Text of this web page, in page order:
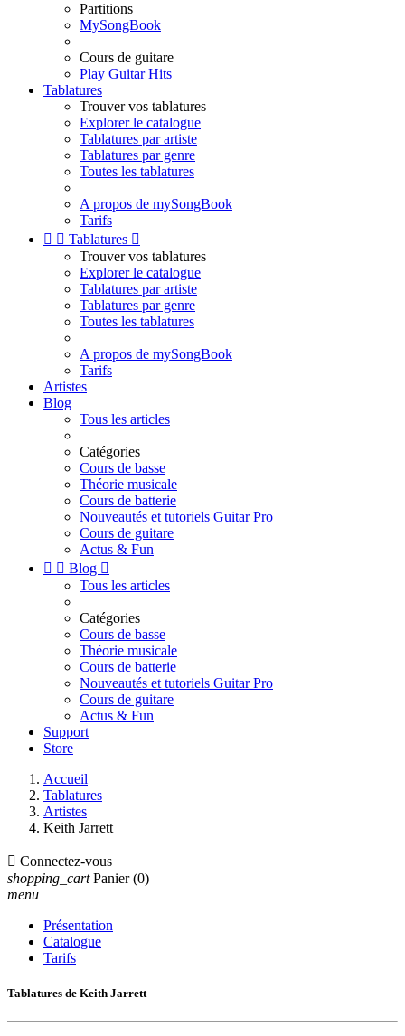
Partitions
MySongBook
Cours de guitare
Play Guitar Hits
Tablatures
Trouver vos tablatures
Explorer le catalogue
Tablatures par artiste
Tablatures par genre
Toutes les tablatures
A propos de mySongBook
Tarifs
  Tablatures 
Trouver vos tablatures
Explorer le catalogue
Tablatures par artiste
Tablatures par genre
Toutes les tablatures
A propos de mySongBook
Tarifs
Artistes
Blog
Tous les articles
Catégories
Cours de basse
Théorie musicale
Cours de batterie
Nouveautés et tutoriels Guitar Pro
Cours de guitare
Actus & Fun
  Blog 
Tous les articles
Catégories
Cours de basse
Théorie musicale
Cours de batterie
Nouveautés et tutoriels Guitar Pro
Cours de guitare
Actus & Fun
Support
Store
Accueil
Tablatures
Artistes
Keith Jarrett
 Connectez-vous
shopping_cart Panier (0)
menu
Présentation
Catalogue
Tarifs
Tablatures de Keith Jarrett